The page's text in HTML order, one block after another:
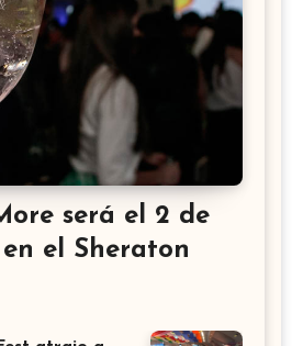
será el 2 de
el Sheraton